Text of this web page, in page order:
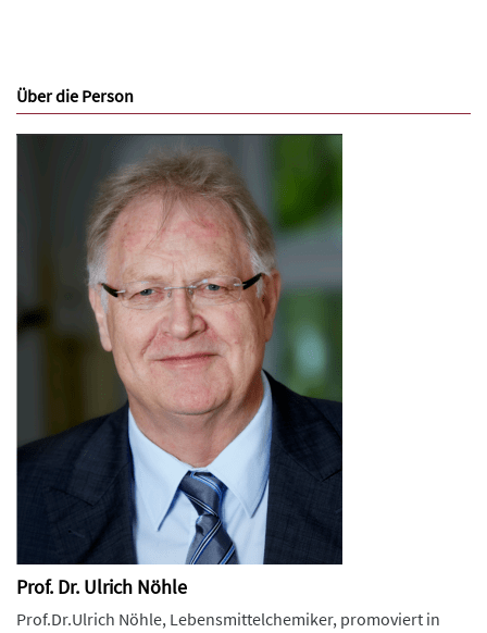
Über die Person
Prof. Dr. Ulrich Nöhle
Prof.Dr.Ulrich Nöhle, Lebensmittelchemiker, promoviert in